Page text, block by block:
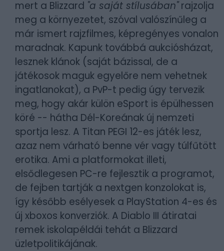
mert a Blizzard "a saját stílusában"rajzolja
meg a környezetet, szóval valószínűleg a
már ismert rajzfilmes, képregényes vonalon
maradnak. Kapunk továbbá aukciósházat,
lesznek klánok (saját bázissal, de a
játékosok maguk egyelőre nem vehetnek
ingatlanokat), a PvP-t pedig úgy tervezik
meg, hogy akár külön eSport is épülhessen
köré -- hátha Dél-Koreának új nemzeti
sportja lesz. A Titan PEGI 12-es játék lesz,
azaz nem várható benne vér vagy túlfűtött
erotika. Ami a platformokat illeti,
elsődlegesen PC-re fejlesztik a programot,
de fejben tartják a nextgen konzolokat is,
így később esélyesek a PlayStation 4-es és
új xboxos konverziók. A Diablo III átiratai
remek iskolapéldái tehát a Blizzard
üzletpolitikájának.